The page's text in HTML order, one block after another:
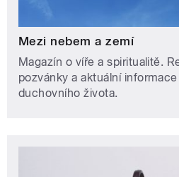
Mezi nebem a zemí
Magazín o víře a spiritualitě.
pozvánky a aktuální
duchovního života.